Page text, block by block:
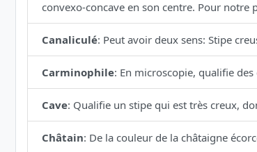
convexo-concave en son centre. Pour
Canaliculé: Peut avoir deux sens: Stipe
Carminophile: En microscopie, qualifie
Cave: Qualifie un stipe qui est très creux,
Châtain: De la couleur de la châtaigne